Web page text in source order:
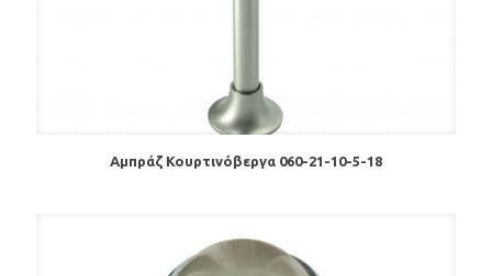
Αμπράζ Κουρτινόβεργα 060-21-10-5-18